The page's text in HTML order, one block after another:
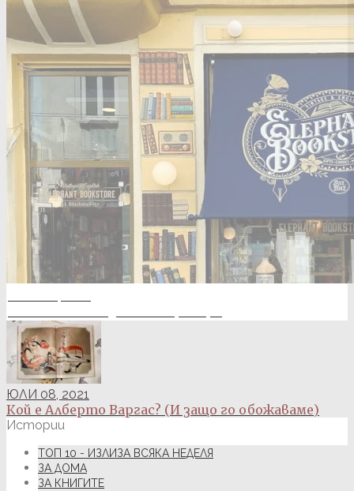
ЮЛИ 08, 2021
Кой е Алберто Варгас? (И защо го обожаваме)
Истории
ТОП 10 - ИЗЛИЗА ВСЯКА НЕДЕЛЯ
ЗА ДОМА
ЗА КНИГИТЕ